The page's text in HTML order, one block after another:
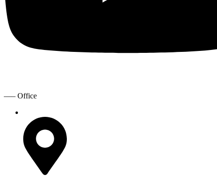
—– Office